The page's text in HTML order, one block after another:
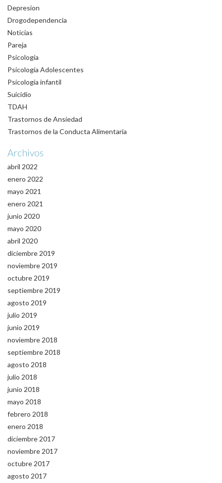
Depresion
Drogodependencia
Noticias
Pareja
Psicología
Psicología Adolescentes
Psicología infantil
Suicidio
TDAH
Trastornos de Ansiedad
Trastornos de la Conducta Alimentaria
Archivos
abril 2022
enero 2022
mayo 2021
enero 2021
junio 2020
mayo 2020
abril 2020
diciembre 2019
noviembre 2019
octubre 2019
septiembre 2019
agosto 2019
julio 2019
junio 2019
noviembre 2018
septiembre 2018
agosto 2018
julio 2018
junio 2018
mayo 2018
febrero 2018
enero 2018
diciembre 2017
noviembre 2017
octubre 2017
agosto 2017